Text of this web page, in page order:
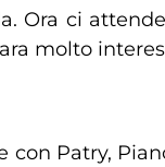
Ora ci
molto
con Patry,